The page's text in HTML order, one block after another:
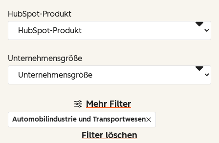
Mehr Filter
HubSpot-Produkt
Unternehmensgröße
Automobilindustrie und Transportwesen
Filter löschen